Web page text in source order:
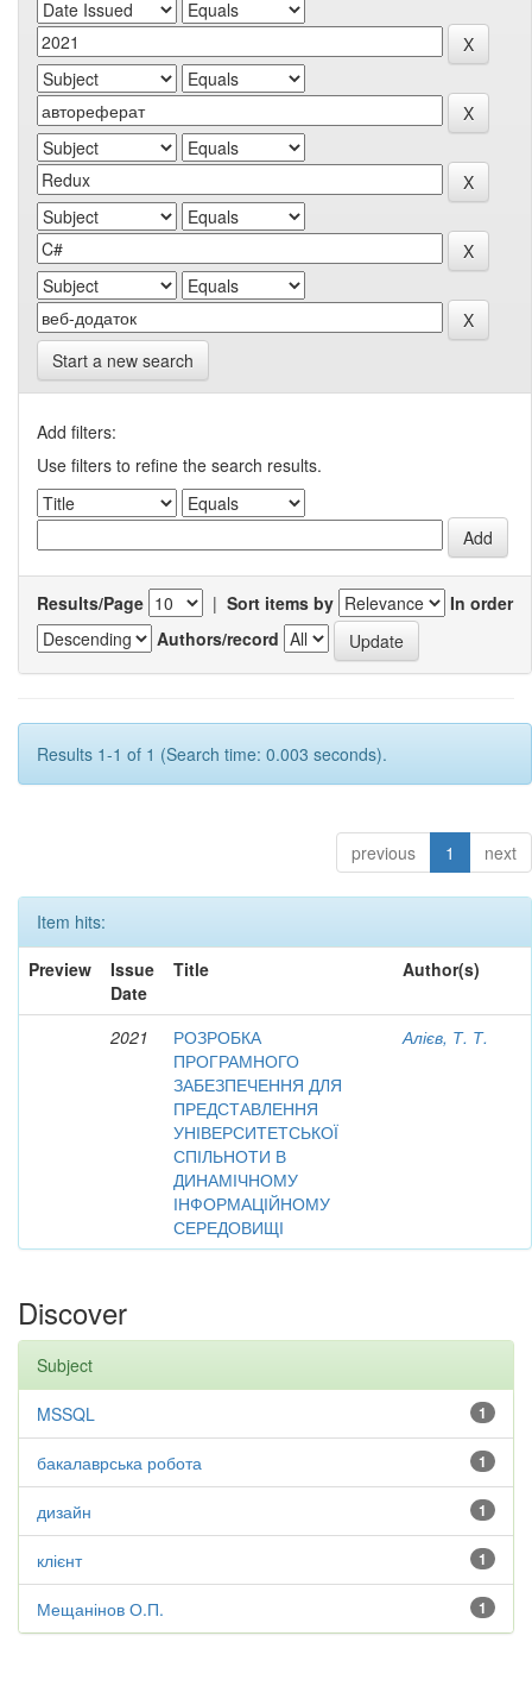
Start a new search
Add filters:
Use filters to refine the search results.
Results/Page | Sort items by
In order
Authors/record
Results 1-1 of 1 (Search time: 0.003 seconds).
previous 1 next
Item hits:
Preview
Issue
Date
Title Author(s)
2021
РОЗРОБКА
ПРОГРАМНОГО
ЗАБЕЗПЕЧЕННЯ ДЛЯ
ПРЕДСТАВЛЕННЯ
УНІВЕРСИТЕТСЬКОЇ
СПІЛЬНОТИ В
ДИНАМІЧНОМУ
ІНФОРМАЦІЙНОМУ
СЕРЕДОВИЩІ
Алієв, Т. Т.
Discover
Subject
1
MSSQL
1
бакалаврська робота
1
дизайн
1
клієнт
1
Мещанінов О.П.